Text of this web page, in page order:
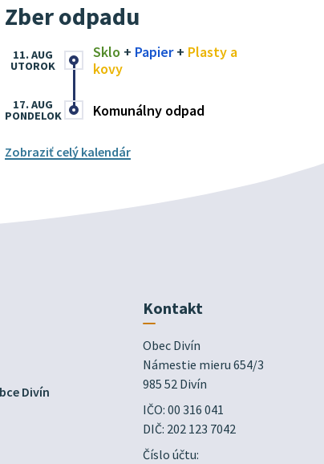
Zber odpadu
Sklo + Papier+ Plasty a
kovy
11. AUG
UTOROK
Komunálny odpad
17. AUG
PONDELOK
Zobraziť celý kalendár
Divín
Kontakt
Obec Divín
Námestie mieru 654/3
985 52 Divín
IČO: 00 316 041
DIČ: 202 123 7042
Číslo účtu: